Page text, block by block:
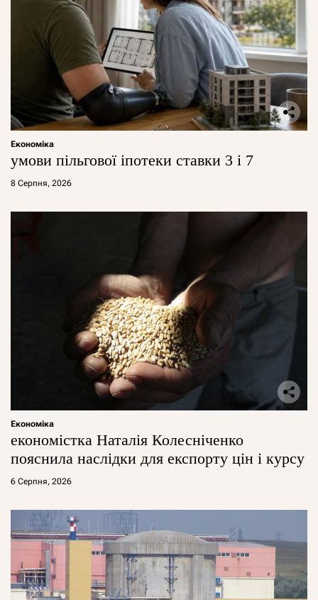
Економіка
умови пільгової іпотеки ставки 3 і 7
8 Серпня, 2026
Економіка
економістка Наталія Колесніченко
пояснила наслідки для експорту цін і курсу
6 Серпня, 2026